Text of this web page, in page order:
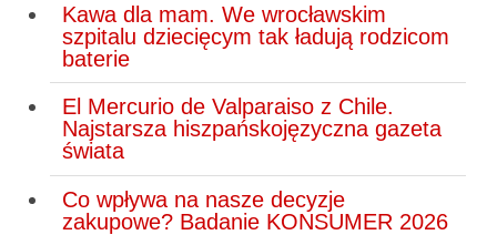
Kawa dla mam. We wrocławskim
szpitalu dziecięcym tak ładują rodzicom
baterie
El Mercurio de Valparaiso z Chile.
Najstarsza hiszpańskojęzyczna gazeta
świata
Co wpływa na nasze decyzje
zakupowe? Badanie KONSUMER 2026